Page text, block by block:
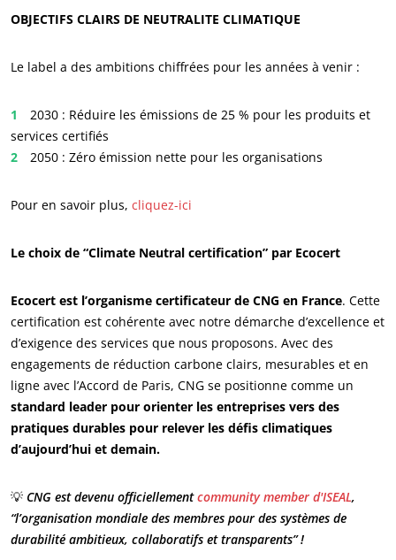
NOS ENGAGEMENTS RSE
Progresser avec nos équipes
Innover avec notre écosystème
OBJECTIFS CLAIRS DE NEUTRALITE CLIMATIQUE
Le label a des ambitions chiffrées pour les années à venir :
2030 : Réduire les émissions de 25 % pour les produits et
services certifiés
2050 : Zéro émission nette pour les organisations
Pour en savoir plus, cliquez-ici
Le choix de “Climate Neutral certification” par Ecocert
Ecocert est l’organisme certificateur de CNG en France. Cette
certification est cohérente avec notre démarche d’excellence et
d’exigence des services que nous proposons. Avec des
engagements de réduction carbone clairs, mesurables et en
ligne avec l’Accord de Paris, CNG se positionne comme un
standard leader pour orienter les entreprises vers des
pratiques durables pour relever les défis climatiques
d’aujourd’hui et demain.
💡 CNG est devenu officiellementcommunity member d'ISEAL,
“l’organisation mondiale des membres pour des systèmes de
durabilité ambitieux, collaboratifs et transparents” !